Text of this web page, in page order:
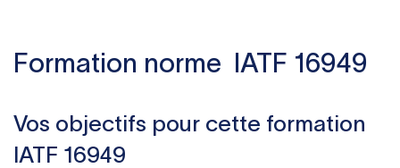
Formation norme IATF 16949
Vos objectifs pour cette formation
IATF 16949